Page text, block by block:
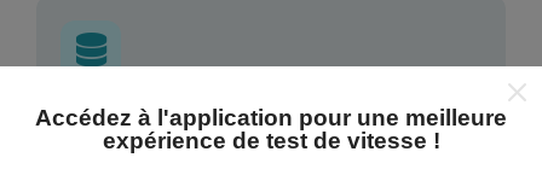
D'où proviennent les données ?
Accédez à l'application pour une meilleure
expérience de test de vitesse !